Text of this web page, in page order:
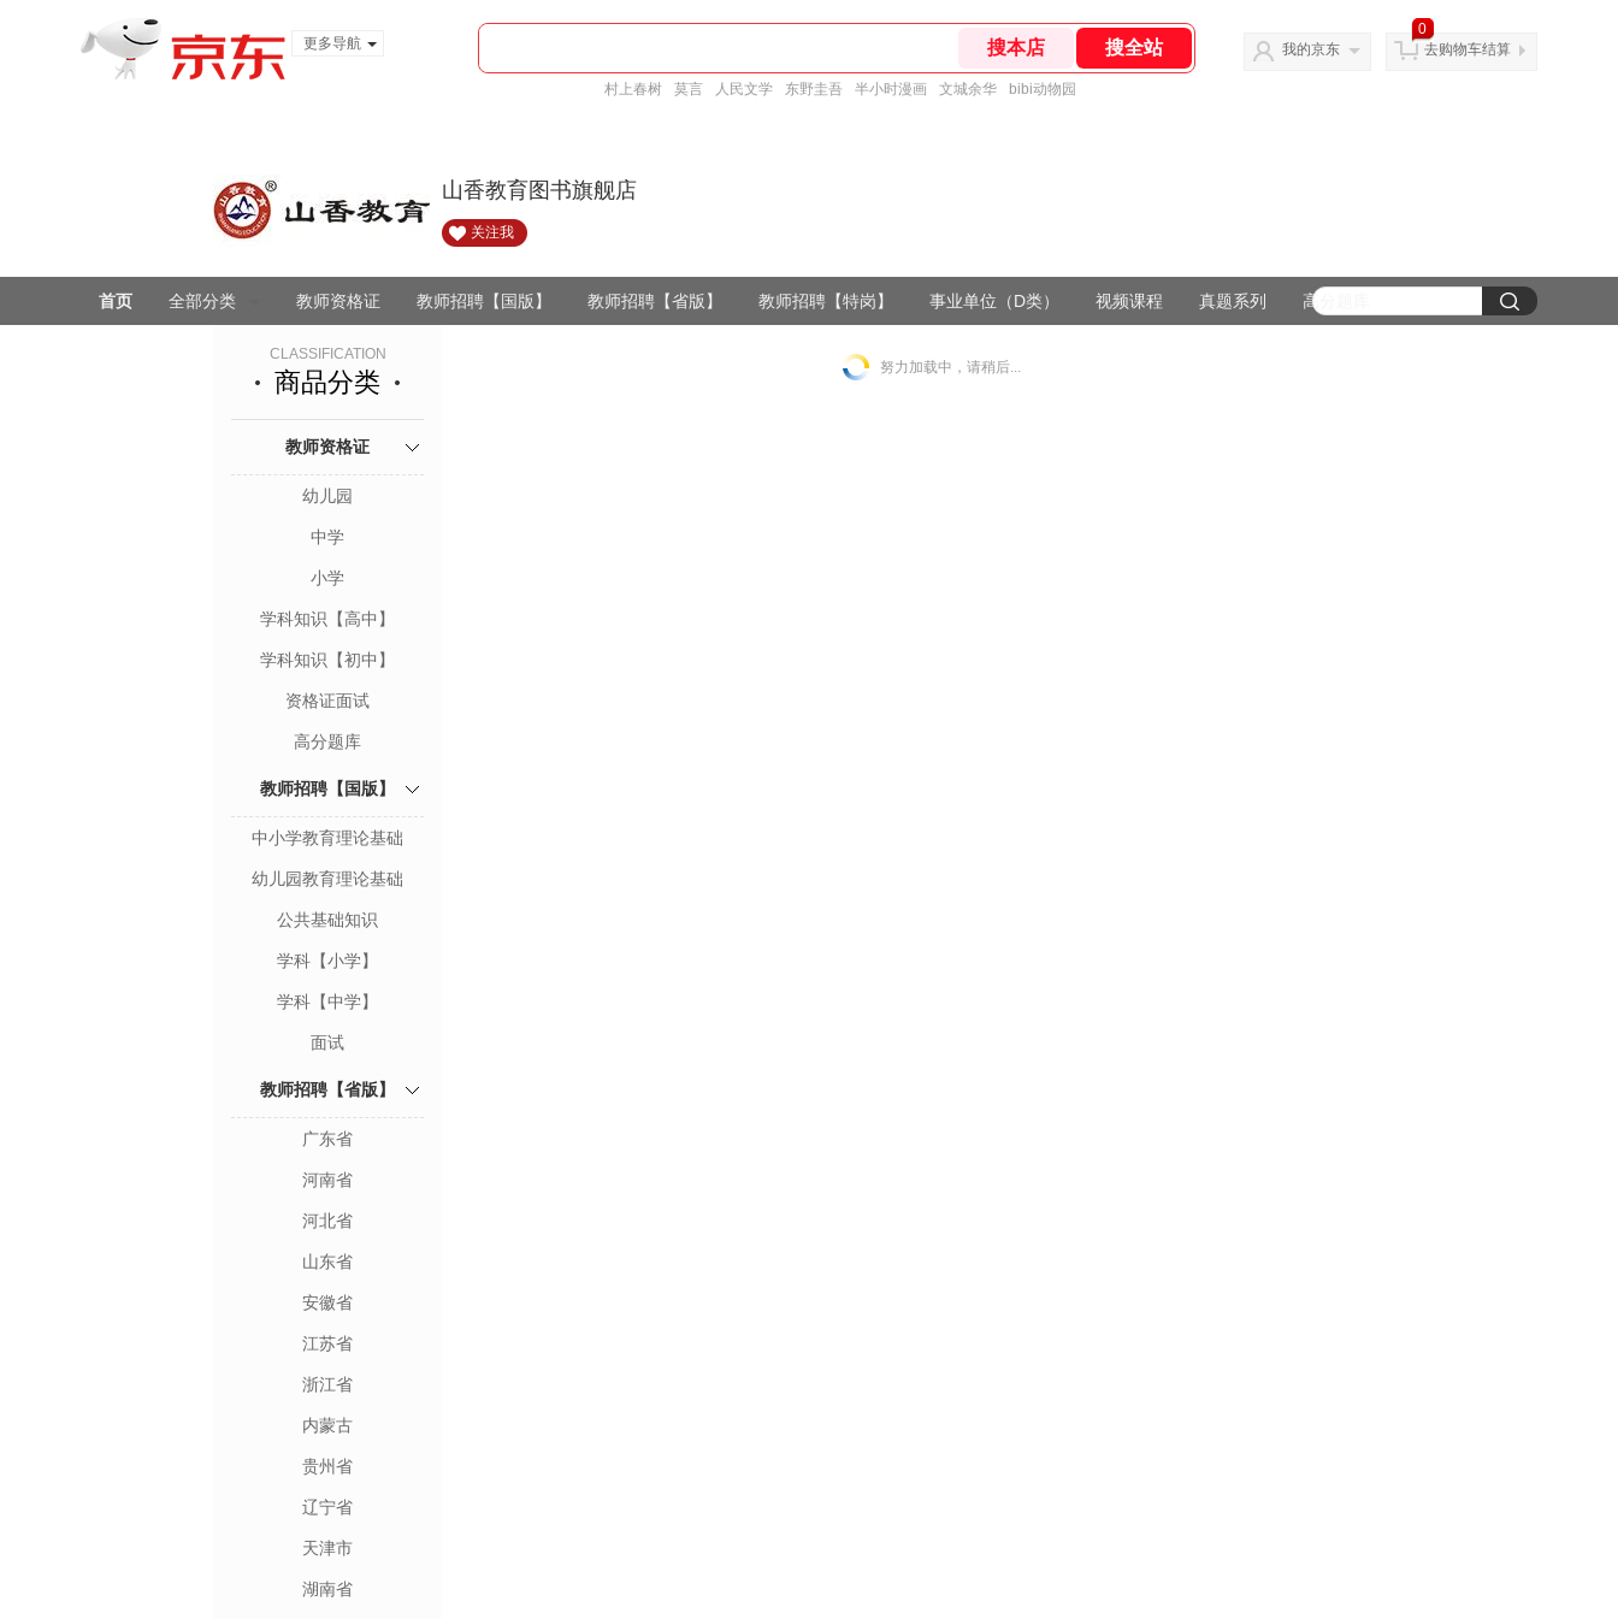
更多导航
村上春树 莫言 人民文学 东野圭吾 半小时漫画 文城余华 bibi动物园
我的京东
0
去购物车结算
山香教育图书旗舰店
关注我
首页 全部分类 教师资格证 教师招聘【国版】 教师招聘【省版】 教师招聘【特岗】 事业单位（D类） 视频课程 真题系列 高分题库
CLASSIFICATION
商品分类
教师资格证
幼儿园
中学
小学
学科知识【高中】
学科知识【初中】
资格证面试
高分题库
教师招聘【国版】
中小学教育理论基础
幼儿园教育理论基础
公共基础知识
学科【小学】
学科【中学】
面试
教师招聘【省版】
广东省
河南省
河北省
山东省
安徽省
江苏省
浙江省
内蒙古
贵州省
辽宁省
天津市
湖南省
努力加载中，请稍后...